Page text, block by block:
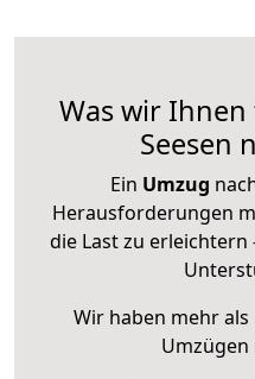
Was wir
Seesen
Ein Umzug
Herausforderungen
die Last zu
Wir haben mehr
Umzügen